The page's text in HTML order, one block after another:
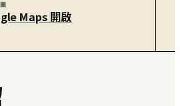
Maps 開啟